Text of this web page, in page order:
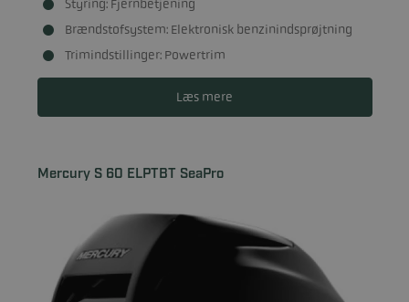
Styring: Fjernbetjening
Brændstofsystem: Elektronisk benzinindsprøjtning
Trimindstillinger: Powertrim
Læs mere
Mercury S 60 ELPTBT SeaPro